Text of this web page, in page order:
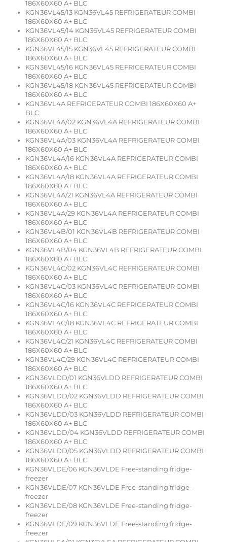
186X60X60 A+ BLC
KGN36VL45/13 KGN36VL45 REFRIGERATEUR COMBI
186X60X60 A+ BLC
KGN36VL45/14 KGN36VL45 REFRIGERATEUR COMBI
186X60X60 A+ BLC
KGN36VL45/15 KGN36VL45 REFRIGERATEUR COMBI
186X60X60 A+ BLC
KGN36VL45/16 KGN36VL45 REFRIGERATEUR COMBI
186X60X60 A+ BLC
KGN36VL45/18 KGN36VL45 REFRIGERATEUR COMBI
186X60X60 A+ BLC
KGN36VL4A REFRIGERATEUR COMBI 186X60X60 A+
BLC
KGN36VL4A/02 KGN36VL4A REFRIGERATEUR COMBI
186X60X60 A+ BLC
KGN36VL4A/03 KGN36VL4A REFRIGERATEUR COMBI
186X60X60 A+ BLC
KGN36VL4A/16 KGN36VL4A REFRIGERATEUR COMBI
186X60X60 A+ BLC
KGN36VL4A/18 KGN36VL4A REFRIGERATEUR COMBI
186X60X60 A+ BLC
KGN36VL4A/21 KGN36VL4A REFRIGERATEUR COMBI
186X60X60 A+ BLC
KGN36VL4A/29 KGN36VL4A REFRIGERATEUR COMBI
186X60X60 A+ BLC
KGN36VL4B/01 KGN36VL4B REFRIGERATEUR COMBI
186X60X60 A+ BLC
KGN36VL4B/04 KGN36VL4B REFRIGERATEUR COMBI
186X60X60 A+ BLC
KGN36VL4C/02 KGN36VL4C REFRIGERATEUR COMBI
186X60X60 A+ BLC
KGN36VL4C/03 KGN36VL4C REFRIGERATEUR COMBI
186X60X60 A+ BLC
KGN36VL4C/16 KGN36VL4C REFRIGERATEUR COMBI
186X60X60 A+ BLC
KGN36VL4C/18 KGN36VL4C REFRIGERATEUR COMBI
186X60X60 A+ BLC
KGN36VL4C/21 KGN36VL4C REFRIGERATEUR COMBI
186X60X60 A+ BLC
KGN36VL4C/29 KGN36VL4C REFRIGERATEUR COMBI
186X60X60 A+ BLC
KGN36VLDD/01 KGN36VLDD REFRIGERATEUR COMBI
186X60X60 A+ BLC
KGN36VLDD/02 KGN36VLDD REFRIGERATEUR COMBI
186X60X60 A+ BLC
KGN36VLDD/03 KGN36VLDD REFRIGERATEUR COMBI
186X60X60 A+ BLC
KGN36VLDD/04 KGN36VLDD REFRIGERATEUR COMBI
186X60X60 A+ BLC
KGN36VLDD/05 KGN36VLDD REFRIGERATEUR COMBI
186X60X60 A+ BLC
KGN36VLDE/06 KGN36VLDE Free-standing fridge-
freezer
KGN36VLDE/07 KGN36VLDE Free-standing fridge-
freezer
KGN36VLDE/08 KGN36VLDE Free-standing fridge-
freezer
KGN36VLDE/09 KGN36VLDE Free-standing fridge-
freezer